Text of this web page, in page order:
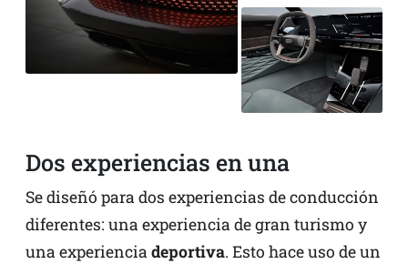
Dos experiencias en una
Se diseñó para dos experiencias de conducción
diferentes: una experiencia de gran turismo y
una experiencia deportiva. Esto hace uso de un